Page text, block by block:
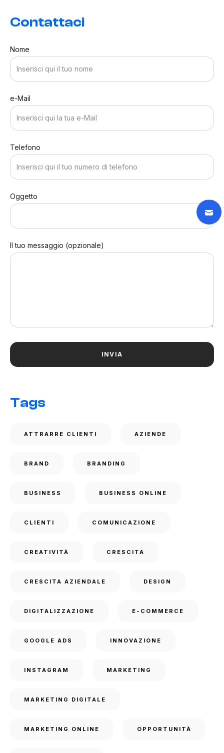
Contattaci
Nome
e-Mail
Telefono
Oggetto
Il tuo messaggio (opzionale)
Tags
ATTRARRE CLIENTI AZIENDE
BRAND BRANDING
BUSINESS BUSINESS ONLINE
CLIENTI COMUNICAZIONE
CREATIVITÀ CRESCITA
CRESCITA AZIENDALE DESIGN
DIGITALIZZAZIONE E-COMMERCE
GOOGLE ADS INNOVAZIONE
INSTAGRAM MARKETING
MARKETING DIGITALE
MARKETING ONLINE OPPORTUNITÀ